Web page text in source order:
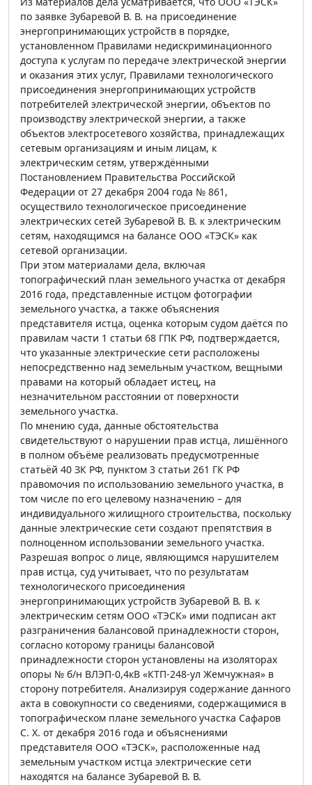
по заявке Зубаревой В. В. на присоединение
энергопринимающих устройств в порядке,
установленном Правилами недискриминационного
доступа к услугам по передаче электрической энергии
и оказания этих услуг, Правилами технологического
присоединения энергопринимающих устройств
потребителей электрической энергии, объектов по
производству электрической энергии, а также
объектов электросетевого хозяйства, принадлежащих
сетевым организациям и иным лицам, к
электрическим сетям, утверждёнными
Постановлением Правительства Российской
Федерации от 27 декабря 2004 года № 861,
осуществило технологическое присоединение
электрических сетей Зубаревой В. В. к электрическим
сетям, находящимся на балансе ООО «ТЭСК» как
сетевой организации.
При этом материалами дела, включая
топографический план земельного участка от декабря
2016 года, представленные истцом фотографии
земельного участка, а также объяснения
представителя истца, оценка которым судом даётся по
правилам части 1 статьи 68 ГПК РФ, подтверждается,
что указанные электрические сети расположены
непосредственно над земельным участком, вещными
правами на который обладает истец, на
незначительном расстоянии от поверхности
земельного участка.
По мнению суда, данные обстоятельства
свидетельствуют о нарушении прав истца, лишённого
в полном объёме реализовать предусмотренные
статьёй 40 ЗК РФ, пунктом 3 статьи 261 ГК РФ
правомочия по использованию земельного участка, в
том числе по его целевому назначению – для
индивидуального жилищного строительства, поскольку
данные электрические сети создают препятствия в
полноценном использовании земельного участка.
Разрешая вопрос о лице, являющимся нарушителем
прав истца, суд учитывает, что по результатам
технологического присоединения
энергопринимающих устройств Зубаревой В. В. к
электрическим сетям ООО «ТЭСК» ими подписан акт
разграничения балансовой принадлежности сторон,
согласно которому границы балансовой
принадлежности сторон установлены на изоляторах
опоры № б/н ВЛЭП-0,4кВ «КТП-248-ул Жемчужная» в
сторону потребителя. Анализируя содержание данного
акта в совокупности со сведениями, содержащимися в
топографическом плане земельного участка Сафаров
С. Х. от декабря 2016 года и объяснениями
представителя ООО «ТЭСК», расположенные над
земельным участком истца электрические сети
находятся на балансе Зубаревой В. В.